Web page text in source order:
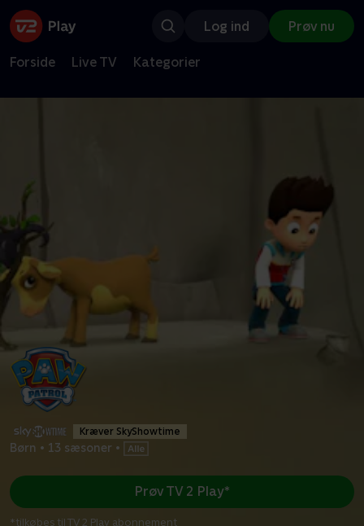
Log ind Prøv nu
Forside Live TV Kategorier
Kræver SkyShowtime
Børn • 13 sæsoner •
Prøv TV 2 Play*
*tilkøbes til TV 2 Play abonnement